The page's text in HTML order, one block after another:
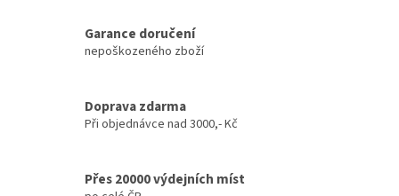
r
v
i
s
Garance doručení
nepoškozeného zboží
Doprava zdarma
Při objednávce nad 3000,- Kč
Přes 20000 výdejních míst